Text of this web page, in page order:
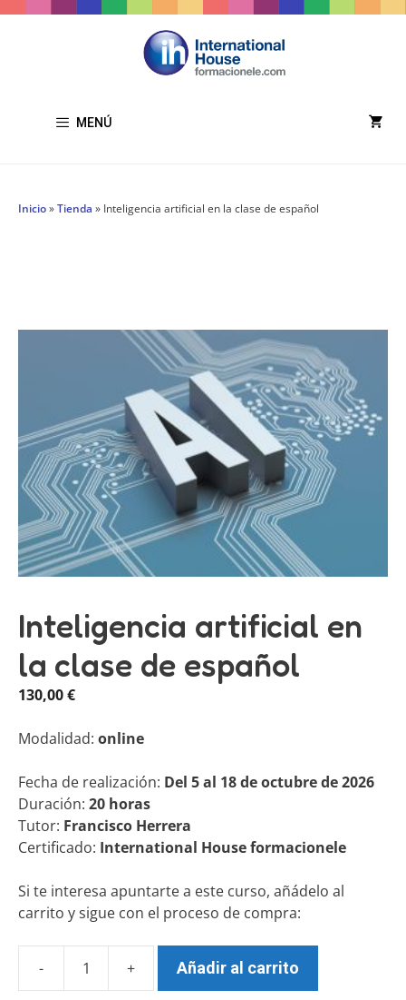
MENÚ
Inicio»Tienda » Inteligencia artificial en la clase de español
Inteligencia artificial en
la clase de español
130,00€
Modalidad: online
Fecha de realización: Del 5 al 18 de octubre de 2026
Duración: 20 horas
Tutor: Francisco Herrera
Certificado: International House formacionele
Si te interesa apuntarte a este curso, añádelo al
carrito y sigue con el proceso de compra:
- + Añadir al carrito